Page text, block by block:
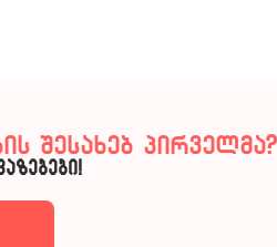
შესახებ პირველმა?